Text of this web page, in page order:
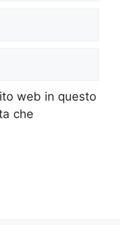
web in questo
che